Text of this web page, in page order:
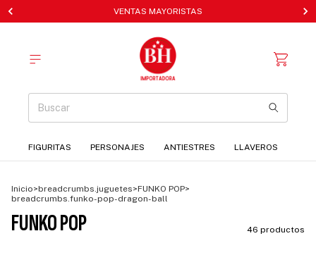
VENTAS MAYORISTAS
FIGURITAS PERSONAJES ANTIESTRES LLAVEROS
Inicio>breadcrumbs.juguetes>FUNKO POP>
breadcrumbs.funko-pop-dragon-ball
FUNKO POP 46 productos